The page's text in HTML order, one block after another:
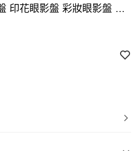
印花眼影盤 彩妝眼影盤 多
顯色眼影 送禮彩妝推薦